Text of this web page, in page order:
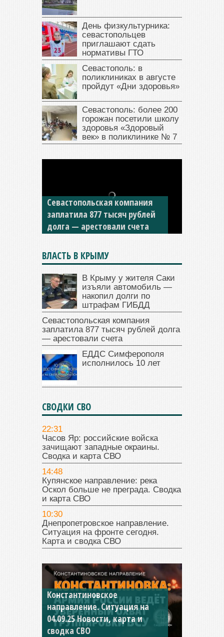
День физкультурника:
севастопольцев
приглашают сдать
нормативы ГТО
Севастополь: в
поликлиниках в августе
пройдут «Дни здоровья»
Севастополь: более 200
горожан посетили школу
здоровья «Здоровый
век» в поликлинике № 7
Севастопольская компания
заплатила 877 тысяч рублей
долга — арестовали счета
ВЛАСТЬ В КРЫМУ
В Крыму у жителя Саки
изъяли автомобиль —
накопил долги по
штрафам ГИБДД
Севастопольская компания
заплатила 877 тысяч рублей долга
— арестовали счета
ЕДДС Симферополя
исполнилось 10 лет
СВОДКИ СВО
22:31
Часов Яр: российские войска
зачищают западные окраины.
Сводка и карта СВО
14:48
Купянское направление: река
Оскол больше не преграда. Сводка
и карта СВО
10:30
Днепропетровское направление.
Ситуация на фронте сегодня.
Карта и сводка СВО
Константиновское
направление. Ситуация на
04.09.25 Новости, карта и
сводка СВО